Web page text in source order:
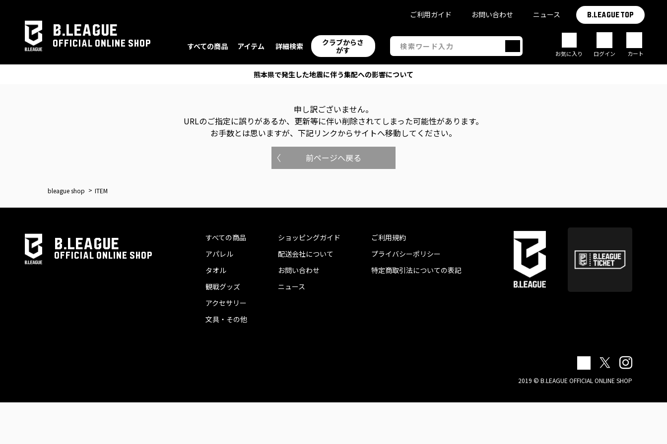
B.LEAGUE
OFFICIAL ONLINE SHOP すべての商品 アイテム 詳細検索
クラブからさ
がす
ご利用ガイド お問い合わせ ニュース B.LEAGUE TOP
お気に入り ログイン カート
熊本県で発生した地震に伴う集配への影響について
申し訳ございません。
URLのご指定に誤りがあるか、更新等に伴い削除されてしまった可能性があります。
お手数とは思いますが、下記リンクからサイトへ移動してください。
前ページへ戻る
bleague shop ITEM
B.LEAGUE
OFFICIAL ONLINE SHOP
すべての商品
アパレル
タオル
観戦グッズ
アクセサリー
文具・その他
ショッピングガイド
配送会社について
お問い合わせ
ニュース
ご利用規約
プライバシーポリシー
特定商取引法についての表記
2019 © B.LEAGUE OFFICIAL ONLINE SHOP